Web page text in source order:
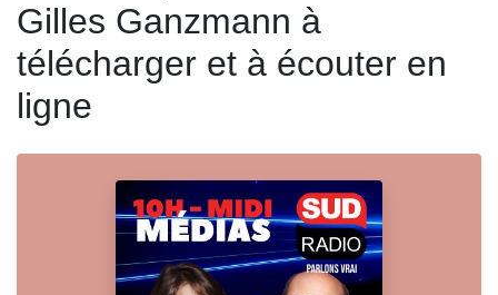
Gilles Ganzmann à
télécharger et à écouter en
ligne